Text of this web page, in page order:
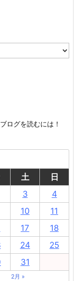
ログを読むには！
土
日
3
4
10
11
17
18
24
25
31
2月 »